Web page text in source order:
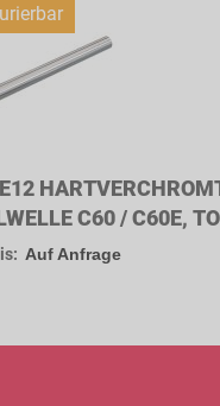
C60 / C60E,
Auf Anfrage